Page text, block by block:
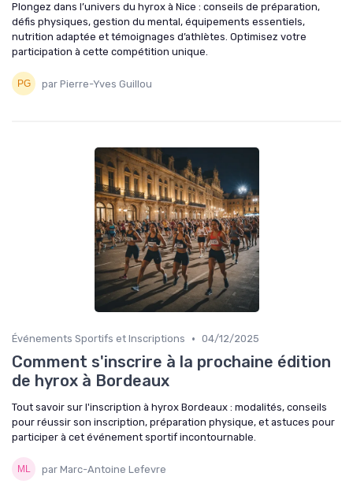
Plongez dans l’univers du hyrox à Nice : conseils de préparation,
défis physiques, gestion du mental, équipements essentiels,
nutrition adaptée et témoignages d’athlètes. Optimisez votre
participation à cette compétition unique.
par Pierre-Yves Guillou
Événements Sportifs et Inscriptions • 04/12/2025
Comment s'inscrire à la prochaine édition
de hyrox à Bordeaux
Tout savoir sur l'inscription à hyrox Bordeaux : modalités, conseils
pour réussir son inscription, préparation physique, et astuces pour
participer à cet événement sportif incontournable.
par Marc-Antoine Lefevre